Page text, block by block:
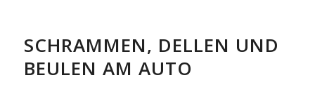
SCHRAMMEN, DELLEN UND
BEULEN AM AUTO